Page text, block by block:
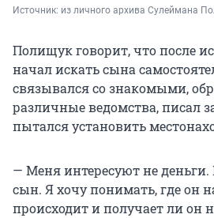
Источник: из личного архива Сулеймана
Полищук говорит, что после
начал искать сына
связывался со знакомыми,
различные ведомства, писал
пытался установить
— Меня интересуют не
сын. Я хочу понимать, где он
происходит и получает ли он